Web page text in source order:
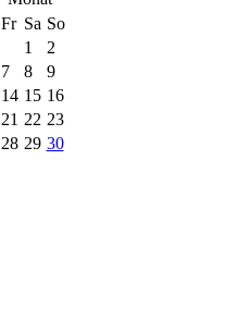
Fr Sa So
1
2
7 8
9
14 15 16
21 22 23
28 29 30